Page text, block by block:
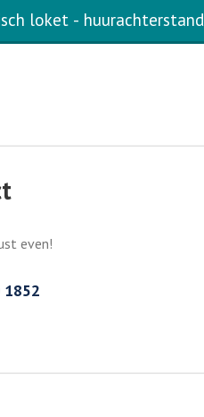
loket - huurachterstand
even!
1852